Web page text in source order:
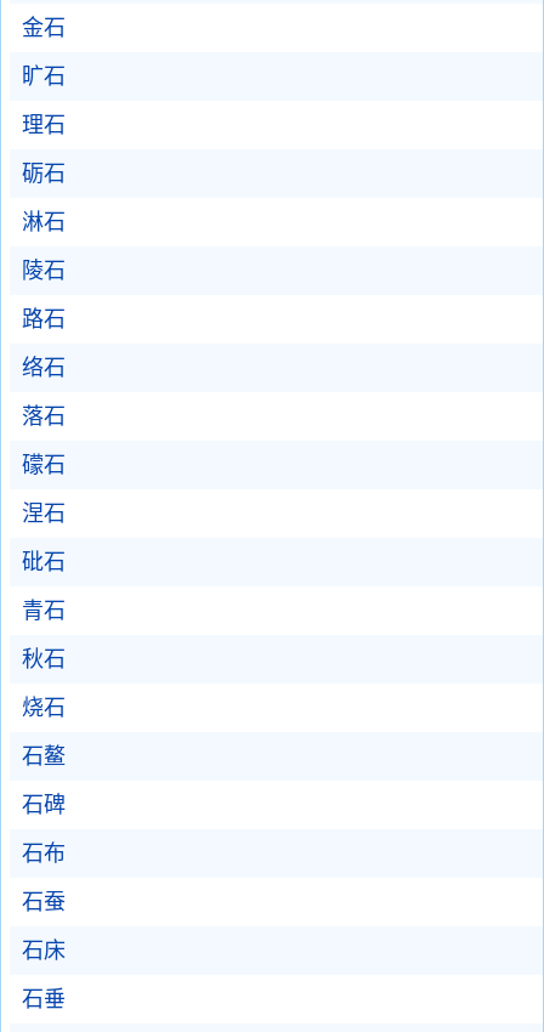
金石
旷石
理石
砺石
淋石
陵石
路石
络石
落石
礞石
涅石
砒石
青石
秋石
烧石
石鳌
石碑
石布
石蚕
石床
石垂